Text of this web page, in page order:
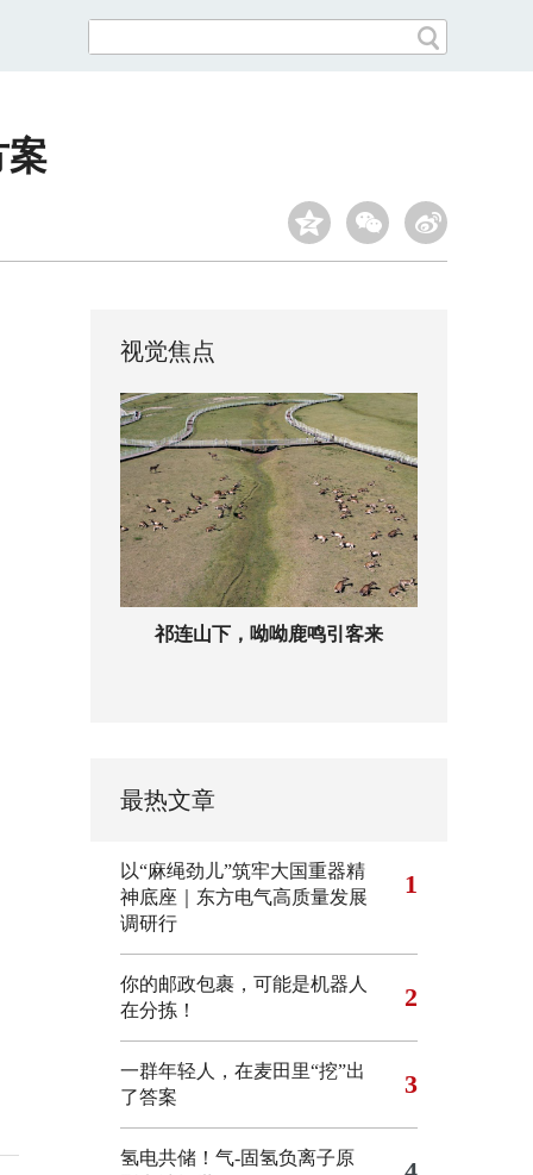
案
视觉焦点
祁连山下，呦呦鹿鸣引客来
最热文章
以“麻绳劲儿”筑牢大国重器精
神底座｜东方电气高质量发展
调研行
1
你的邮政包裹，可能是机器人
在分拣！
2
一群年轻人，在麦田里“挖”出
了答案
3
氢电共储！气-固氢负离子原